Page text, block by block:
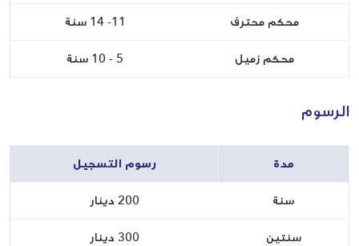
محكم محترف 11- 14 سنة
محكم زميل 5 - 10 سنة
الرسوم
مدة رسوم التسجيل
سنة 200 دينار
سنتين 300 دينار